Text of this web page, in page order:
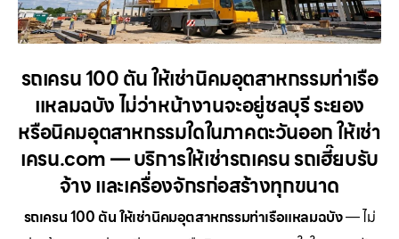
รถเครน 100 ตัน ให้เช่านิคมอุตสาหกรรมท่าเรือ
แหลมฉบัง ไม่ว่าหน้างานจะอยู่ชลบุรี ระยอง
หรือนิคมอุตสาหกรรมใดในภาคตะวันออก ให้เช่า
เครน.com — บริการให้เช่ารถเครน รถเฮี๊ยบรับ
จ้าง และเครื่องจักรก่อสร้างทุกขนาด
รถเครน 100 ตัน ให้เช่านิคมอุตสาหกรรมท่าเรือแหลมฉบัง— ไม่